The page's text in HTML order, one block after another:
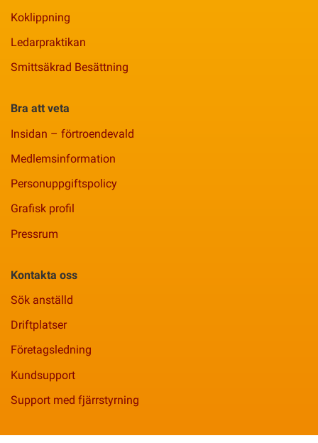
Koklippning
Ledarpraktikan
Smittsäkrad Besättning
Bra att veta
Insidan – förtroendevald
Medlemsinformation
Personuppgiftspolicy
Grafisk profil
Pressrum
Kontakta oss
Sök anställd
Driftplatser
Företagsledning
Kundsupport
Support med fjärrstyrning